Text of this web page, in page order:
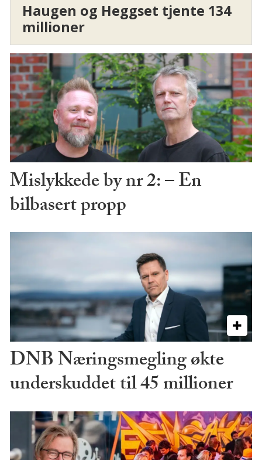
Haugen og Heggset tjente 134
millioner
Mislykkede by nr 2: – En
bilbasert propp
DNB Næringsmegling økte
underskuddet til 45 millioner